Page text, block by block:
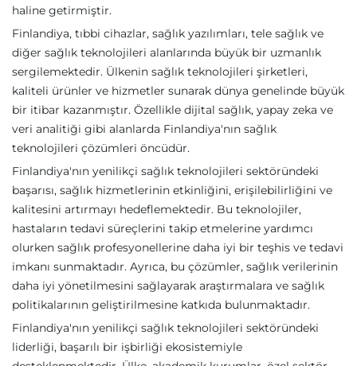
haline getirmiştir.
Finlandiya, tıbbi cihazlar, sağlık yazılımları, tele sağlık ve
diğer sağlık teknolojileri alanlarında büyük bir uzmanlık
sergilemektedir. Ülkenin sağlık teknolojileri şirketleri,
kaliteli ürünler ve hizmetler sunarak dünya genelinde büyük
bir itibar kazanmıştır. Özellikle dijital sağlık, yapay zeka ve
veri analitiği gibi alanlarda Finlandiya'nın sağlık
teknolojileri çözümleri öncüdür.
Finlandiya'nın yenilikçi sağlık teknolojileri sektöründeki
başarısı, sağlık hizmetlerinin etkinliğini, erişilebilirliğini ve
kalitesini artırmayı hedeflemektedir. Bu teknolojiler,
hastaların tedavi süreçlerini takip etmelerine yardımcı
olurken sağlık profesyonellerine daha iyi bir teşhis ve tedavi
imkanı sunmaktadır. Ayrıca, bu çözümler, sağlık verilerinin
daha iyi yönetilmesini sağlayarak araştırmalara ve sağlık
politikalarının geliştirilmesine katkıda bulunmaktadır.
Finlandiya'nın yenilikçi sağlık teknolojileri sektöründeki
liderliği, başarılı bir işbirliği ekosistemiyle